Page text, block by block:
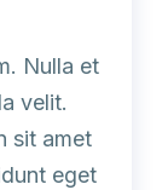
Nulla et
velit.
sit amet
eget